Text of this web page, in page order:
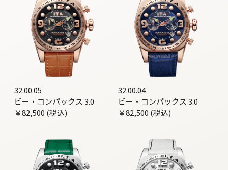
32.00.05
ビー・コンパックス 3.0
￥82,500 (税込)
32.00.04
ビー・コンパックス 3.0
￥82,500 (税込)